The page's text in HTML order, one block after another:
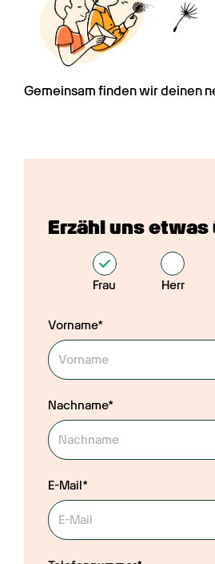
Gemeinsam finden wir deinen
Erzähl uns
Frau Herr
Vorname*
Nachname*
E-Mail*